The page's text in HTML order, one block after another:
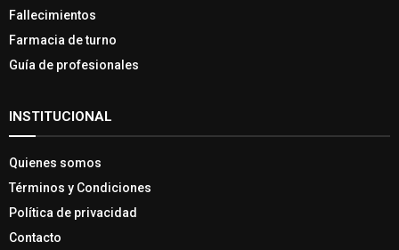
Fallecimientos
Farmacia de turno
Guía de profesionales
INSTITUCIONAL
Quienes somos
Términos y Condiciones
Política de privacidad
Contacto